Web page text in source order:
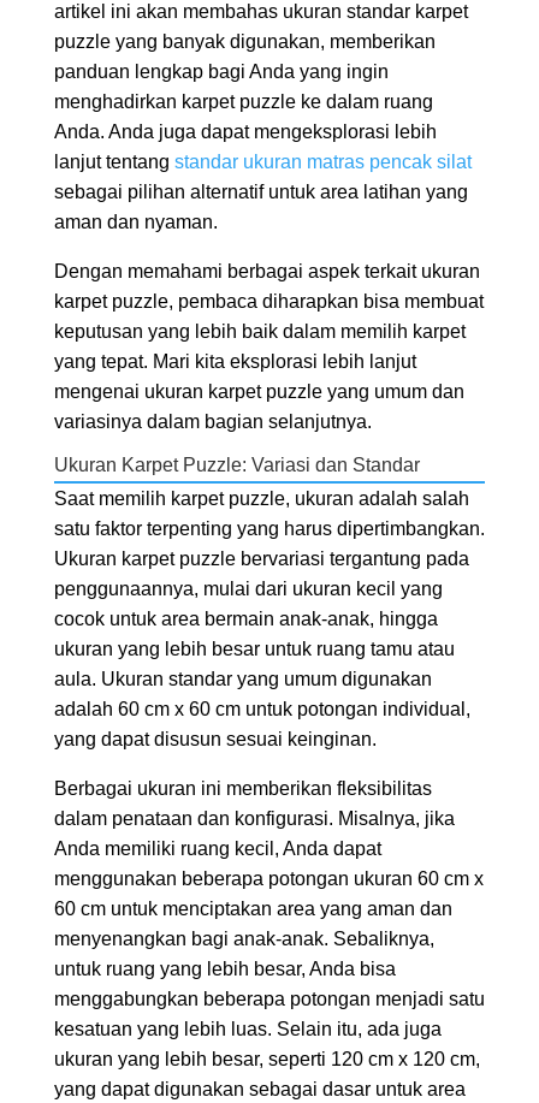
artikel ini akan membahas ukuran standar karpet
puzzle yang banyak digunakan, memberikan
panduan lengkap bagi Anda yang ingin
menghadirkan karpet puzzle ke dalam ruang
Anda. Anda juga dapat mengeksplorasi lebih
lanjut tentang standar ukuran matras pencak silat
sebagai pilihan alternatif untuk area latihan yang
aman dan nyaman.
Dengan memahami berbagai aspek terkait ukuran
karpet puzzle, pembaca diharapkan bisa membuat
keputusan yang lebih baik dalam memilih karpet
yang tepat. Mari kita eksplorasi lebih lanjut
mengenai ukuran karpet puzzle yang umum dan
variasinya dalam bagian selanjutnya.
Ukuran Karpet Puzzle: Variasi dan Standar
Saat memilih karpet puzzle, ukuran adalah salah
satu faktor terpenting yang harus dipertimbangkan.
Ukuran karpet puzzle bervariasi tergantung pada
penggunaannya, mulai dari ukuran kecil yang
cocok untuk area bermain anak-anak, hingga
ukuran yang lebih besar untuk ruang tamu atau
aula. Ukuran standar yang umum digunakan
adalah 60 cm x 60 cm untuk potongan individual,
yang dapat disusun sesuai keinginan.
Berbagai ukuran ini memberikan fleksibilitas
dalam penataan dan konfigurasi. Misalnya, jika
Anda memiliki ruang kecil, Anda dapat
menggunakan beberapa potongan ukuran 60 cm x
60 cm untuk menciptakan area yang aman dan
menyenangkan bagi anak-anak. Sebaliknya,
untuk ruang yang lebih besar, Anda bisa
menggabungkan beberapa potongan menjadi satu
kesatuan yang lebih luas. Selain itu, ada juga
ukuran yang lebih besar, seperti 120 cm x 120 cm,
yang dapat digunakan sebagai dasar untuk area